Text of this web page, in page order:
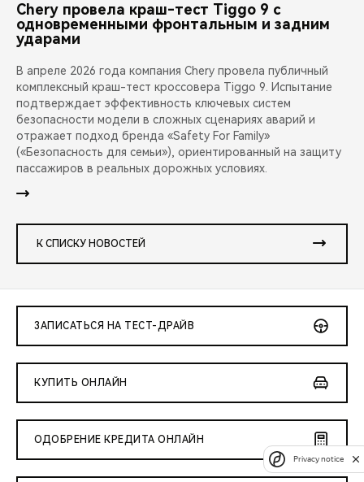
Chery провела краш-тест Tiggo 9 с
одновременными фронтальным и задним
ударами
В апреле 2026 года компания Chery провела публичный
комплексный краш-тест кроссовера Tiggo 9. Испытание
подтверждает эффективность ключевых систем
безопасности модели в сложных сценариях аварий и
отражает подход бренда «Safety For Family»
(«Безопасность для семьи»), ориентированный на защиту
пассажиров в реальных дорожных условиях.
К СПИСКУ НОВОСТЕЙ
ЗАПИСАТЬСЯ НА ТЕСТ-ДРАЙВ
КУПИТЬ ОНЛАЙН
ОДОБРЕНИЕ КРЕДИТА ОНЛАЙН
Privacy notice